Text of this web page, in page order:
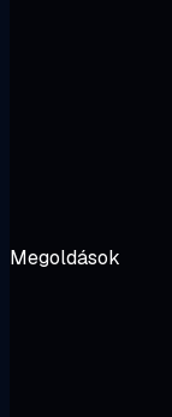
Megoldások